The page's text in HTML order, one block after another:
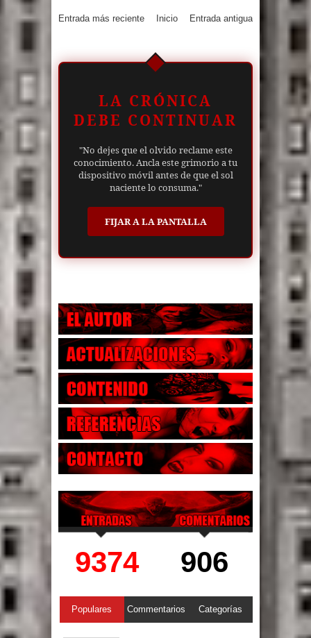
Entrada más reciente Entrada antigua
Inicio
LA CRÓNICA
DEBE CONTINUAR
"No dejes que el olvido reclame este
conocimiento. Ancla este grimorio a tu
dispositivo móvil antes de que el sol
naciente lo consuma."
FIJAR A LA PANTALLA
9374 906
Populares Commentarios Categorías